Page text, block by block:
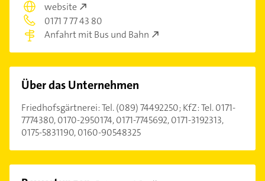
website
0171 7 77 43 80
Anfahrt mit Bus und Bahn
Über das Unternehmen
Friedhofsgärtnerei: Tel. (089) 74492250; KfZ: Tel. 0171-
7774380, 0170-2950174, 0171-7745692, 0171-3192313,
0175-5831190, 0160-90548325